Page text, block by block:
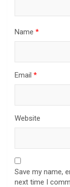
Name *
Email *
Website
Save my name,
next time I